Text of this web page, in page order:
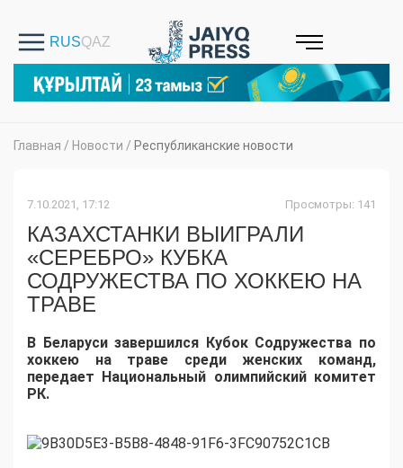
Главная / Новости / Республиканские новости
7.10.2021, 17:12 Просмотры: 141
КАЗАХСТАНКИ ВЫИГРАЛИ
«СЕРЕБРО» КУБКА
СОДРУЖЕСТВА ПО ХОККЕЮ НА
ТРАВЕ
В Беларуси завершился Кубок Содружества по
хоккею на траве среди женских команд,
передает Национальный олимпийский комитет
РК.